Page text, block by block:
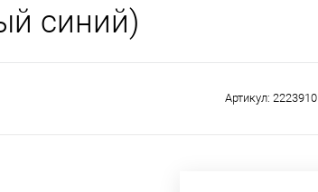
синий)
Артикул: 2223910